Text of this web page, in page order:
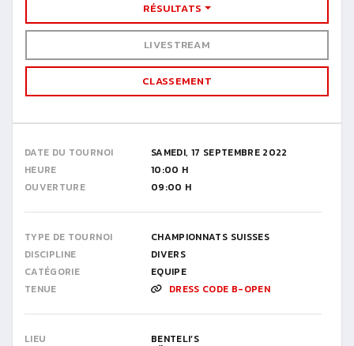
RÉSULTATS
LIVESTREAM
CLASSEMENT
DATE DU TOURNOI
SAMEDI, 17 SEPTEMBRE 2022
HEURE
10:00 H
OUVERTURE
09:00 H
TYPE DE TOURNOI
CHAMPIONNATS SUISSES
DISCIPLINE
DIVERS
CATÉGORIE
EQUIPE
TENUE
DRESS CODE B-OPEN
LIEU BENTELI’S